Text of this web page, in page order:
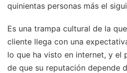
quinientas personas más el
Es una trampa cultural de la
cliente llega con una
lo que ha visto en internet, y el
de que su reputación depende